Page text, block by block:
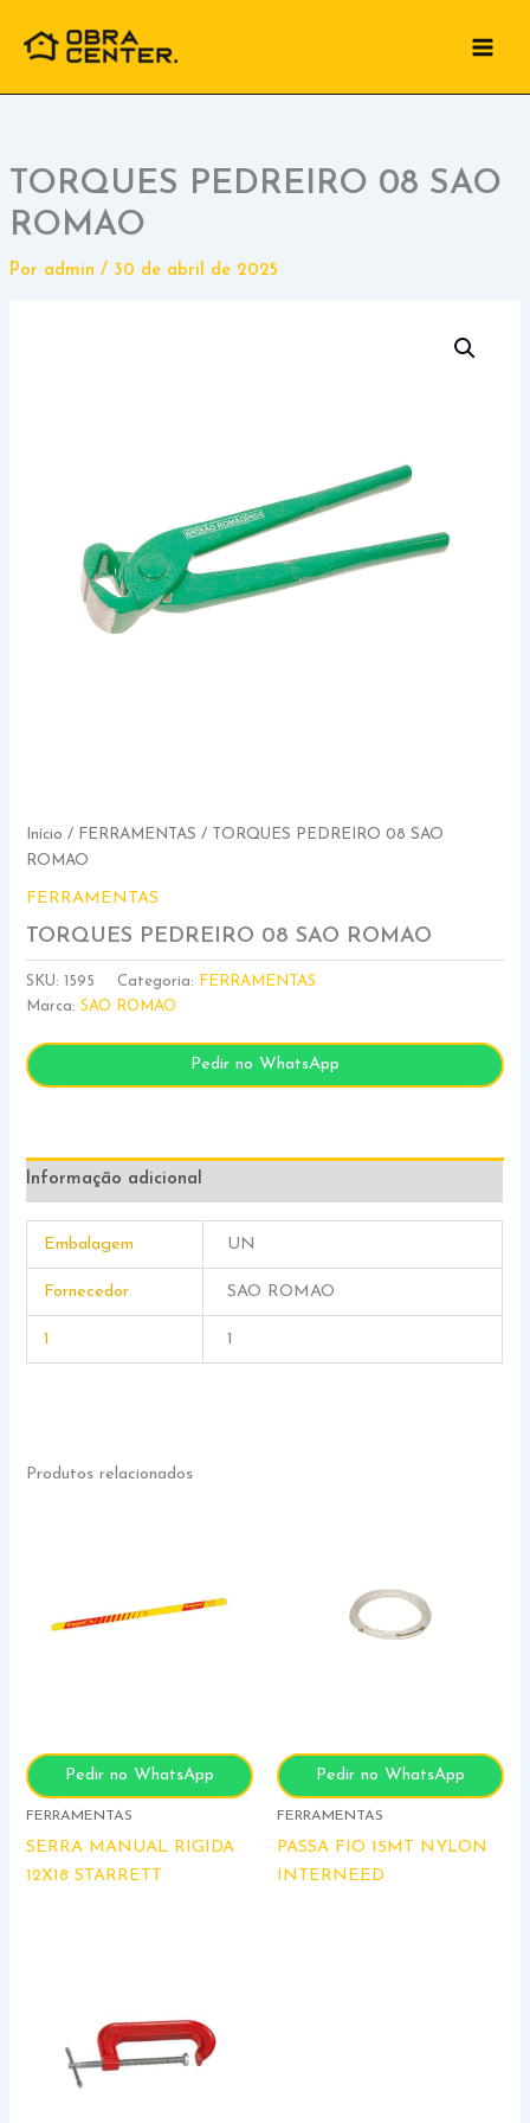
para
conteúdo
TORQUES PEDREIRO 08 SAO
ROMAO
Por admin / 30 de abril de 2025
Início / FERRAMENTAS / TORQUES PEDREIRO 08 SAO
ROMAO
FERRAMENTAS
TORQUES PEDREIRO 08 SAO ROMAO
SKU: 1595 Categoria:
FERRAMENTAS
Marca:SAO ROMAO
Pedir no WhatsApp
Informação adicional
Embalagem UN
Fornecedor SAO ROMAO
1 1
Produtos relacionados
Pedir no WhatsApp
FERRAMENTAS
SERRA MANUAL RIGIDA
12X18 STARRETT
Pedir no WhatsApp
FERRAMENTAS
PASSA FIO 15MT NYLON
INTERNEED